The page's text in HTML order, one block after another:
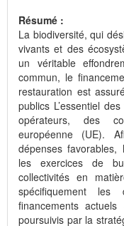
Résumé :
La biodiversité, qui
vivants et des
un véritable
commun, le
restauration est
publics L’essentiel
opérateurs, des
européenne (UE).
dépenses favorables,
les exercices de
collectivités en
spécifiquement les
financements
poursuivis par la